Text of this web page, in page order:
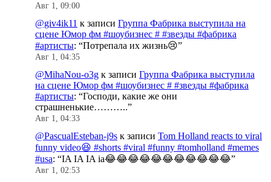
Авг 1, 09:00
@giv4ik11 к записи Группа Фабрика выступила на
сцене Юмор фм #шоубизнес # #звезды #фабрика
#артисты: “Потрепала их жизнь😢”
Авг 1, 04:35
@MihaNou-o3g к записи Группа Фабрика выступила
на сцене Юмор фм #шоубизнес # #звезды #фабрика
#артисты: “Господи, какие же они
страшненькие………..”
Авг 1, 04:33
@PascualEsteban-j9s к записи Tom Holland reacts to viral
funny video😆 #shorts #viral #funny #tomholland #memes
#usa: “IA IA IA ia😂😂😂😂😂😂😂😂😂😂😂”
Авг 1, 02:53